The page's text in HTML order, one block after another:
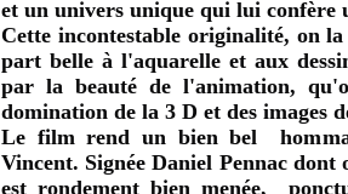
et un univers unique qui lui confère
Cette incontestable originalité, on
part belle à l'aquarelle et aux
par la beauté de l'animation,
domination de la 3 D et des images
Le film rend un bien bel
Vincent. Signée Daniel Pennac
est rondement bien menée,